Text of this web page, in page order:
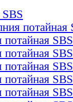
потайная
SBS
SBS
SBS
SBS
SBS